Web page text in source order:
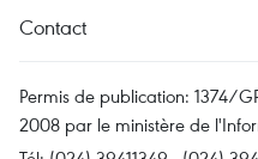
Contact
Permis de publication: 1374/
2008 par le ministère de